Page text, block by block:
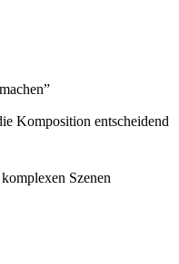
Komposition entscheidend
Szenen